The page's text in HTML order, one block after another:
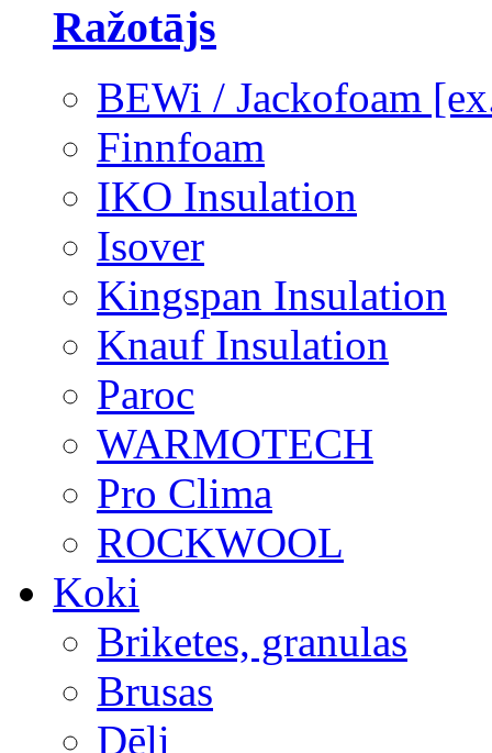
Ražotājs
BEWi / Jackofoam
Finnfoam
IKO Insulation
Isover
Kingspan Insulation
Knauf Insulation
Paroc
WARMOTECH
Pro Clima
ROCKWOOL
Koki
Briketes, granulas
Brusas
Dēļi